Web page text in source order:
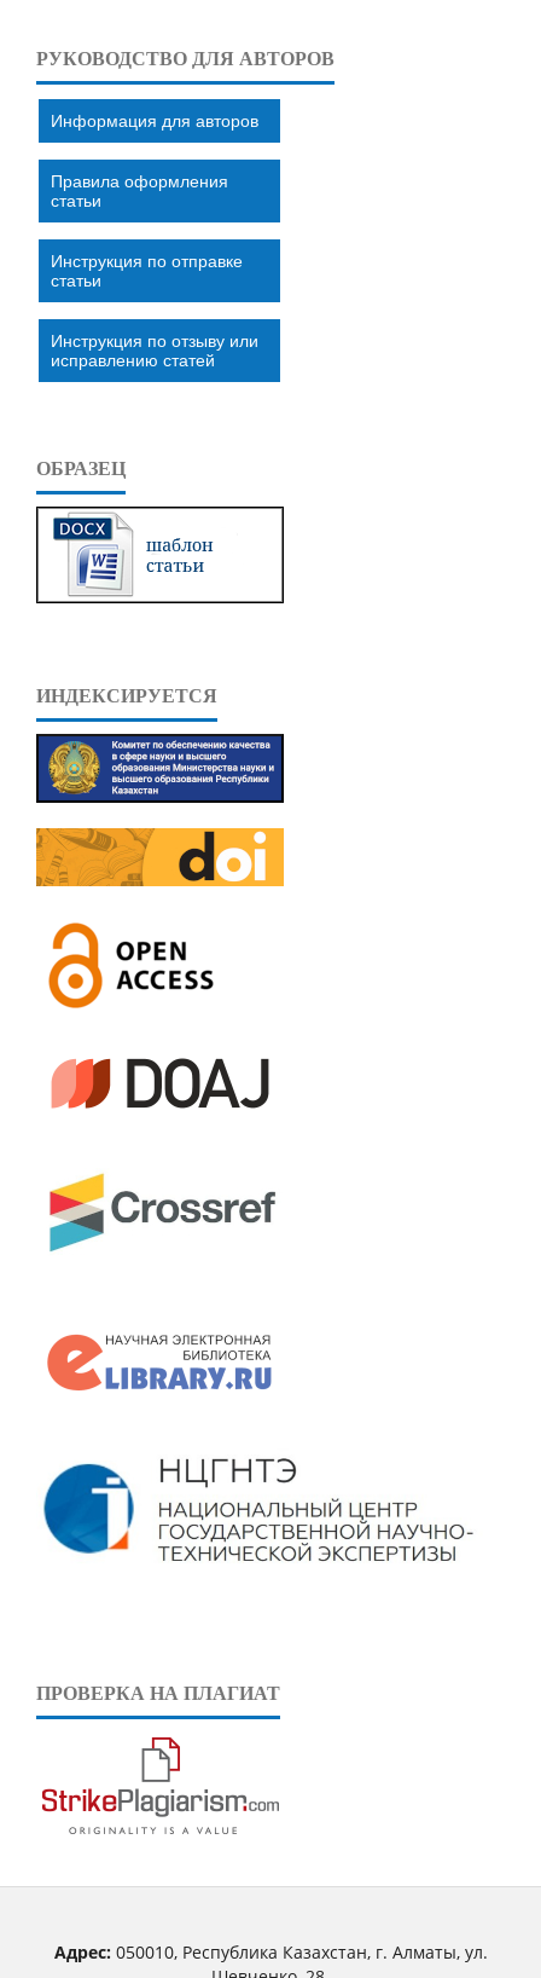
РУКОВОДСТВО ДЛЯ АВТОРОВ
Информация для авторов
Правила оформления
статьи
Инструкция по отправке
статьи
Инструкция по отзыву или
исправлению статей
ОБРАЗЕЦ
ИНДЕКСИРУЕТСЯ
ПРОВЕРКА НА ПЛАГИАТ
Адрес:050010, Республика Казахстан, г. Алматы, ул.